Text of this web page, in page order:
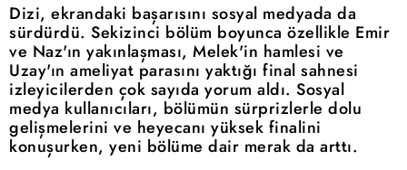
Dizi, ekrandaki başarısını sosyal medyada da
sürdürdü. Sekizinci bölüm boyunca özellikle Emir
ve Naz'ın yakınlaşması, Melek'in hamlesi ve
Uzay'ın ameliyat parasını yaktığı final sahnesi
izleyicilerden çok sayıda yorum aldı. Sosyal
medya kullanıcıları, bölümün sürprizlerle dolu
gelişmelerini ve heyecanı yüksek finalini
konuşurken, yeni bölüme dair merak da arttı.